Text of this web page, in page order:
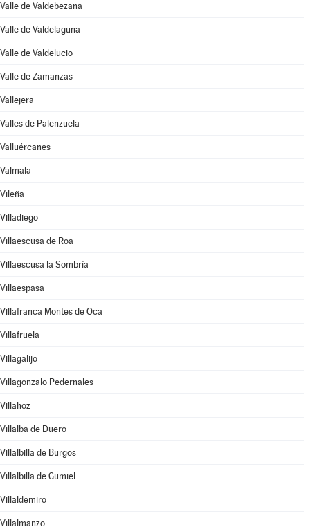
Valle de Valdebezana
Valle de Valdelaguna
Valle de Valdelucio
Valle de Zamanzas
Vallejera
Valles de Palenzuela
Valluércanes
Valmala
Vileña
Villadiego
Villaescusa de Roa
Villaescusa la Sombría
Villaespasa
Villafranca Montes de Oca
Villafruela
Villagalijo
Villagonzalo Pedernales
Villahoz
Villalba de Duero
Villalbilla de Burgos
Villalbilla de Gumiel
Villaldemiro
Villalmanzo